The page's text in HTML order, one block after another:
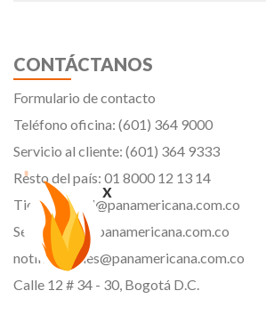
x
CONTÁCTANOS
Formulario de contacto
Teléfono oficina: (601) 364 9000
Servicio al cliente: (601) 364 9333
Resto del país: 01 8000 12 13 14
Tiendavirtual@panamericana.com.co
Servicliente@panamericana.com.co
notificaciones@panamericana.com.co
Calle 12 # 34 - 30, Bogotá D.C.